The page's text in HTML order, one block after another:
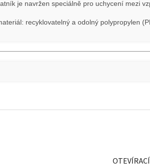
je navržen speciálně pro uchycení mezi
recyklovatelný a odolný polypropylen